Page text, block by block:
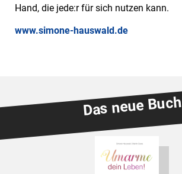
Hand, die jede:r für sich nutzen kann.
www.simone-hauswald.de
Das neue Buch